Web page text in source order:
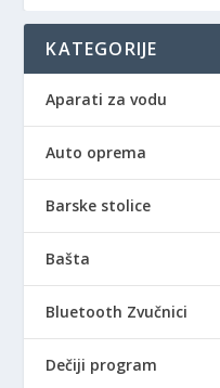
KATEGORIJE
Aparati za vodu
Auto oprema
Barske stolice
Bašta
Bluetooth Zvučnici
Dečiji program